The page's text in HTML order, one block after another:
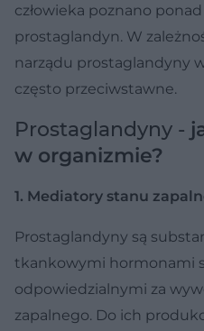
człowieka poznano
prostaglandyn. W
narządu prostaglandyny
często przeciwstawne.
Prostaglandyny -
w organizmie?
1. Mediatory stanu
Prostaglandyny są
tkankowymi hormonami
odpowiedzialnymi za
zapalnego. Do ich